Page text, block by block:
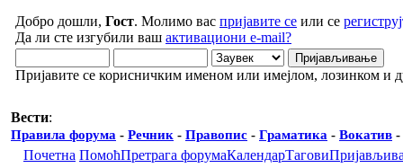
Добро дошли, Гост. Молимо вас пријавите се или се
Да ли сте изгубили ваш активациони e-mail?
Пријавите се корисничким именом или имејлом, лозинком и
Вести:
Правила форума - Речник - Правопис - Граматика - Вокатив -
Почетна ПомоћПретрага форумаКалендарТагови